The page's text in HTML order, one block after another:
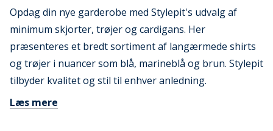
Opdag din nye garderobe med Stylepit's udvalg af
minimum skjorter, trøjer og cardigans. Her
præsenteres et bredt sortiment af langærmede shirts
og trøjer i nuancer som blå, marineblå og brun. Stylepit
tilbyder kvalitet og stil til enhver anledning.
Læs mere